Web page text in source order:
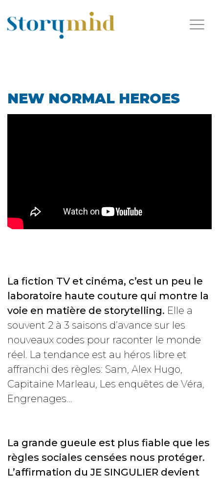
NEW NORMAL HEROES
La fiction TV et cinéma, c’est un peu le
laboratoire haute couture qui montre la
voie en matière de storytelling. Elle a
souvent 2 à 3 saisons d’avance sur les
nouveaux codes pour raconter le monde
réel. La tendance est au héros libre et
affranchi des règles: Sam, Alex Hugo,
Capitaine Marleau, Les enquêtes de Véra,
Engrenages…
La grande gueule est plus fiable que les
règles sociales censées nous protéger.
L’affirmation du JE SINGULIER devient